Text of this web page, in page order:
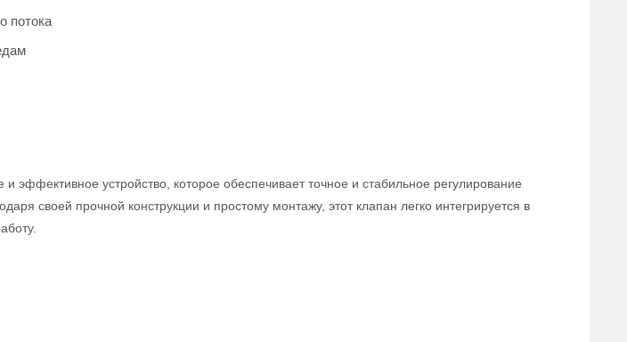
потока
эффективное устройство, которое обеспечивает точное и стабильное регулирование
своей прочной конструкции и простому монтажу, этот клапан легко интегрируется в